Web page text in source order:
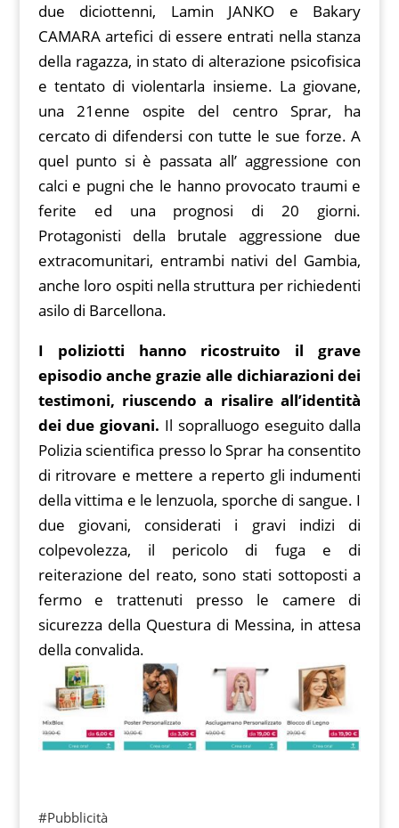
due diciottenni, Lamin JANKO e Bakary
CAMARA artefici di essere entrati nella stanza
della ragazza, in stato di alterazione psicofisica
e tentato di violentarla insieme. La giovane,
una 21enne ospite del centro Sprar, ha
cercato di difendersi con tutte le sue forze. A
quel punto si è passata all’ aggressione con
calci e pugni che le hanno provocato traumi e
ferite ed una prognosi di 20 giorni.
Protagonisti della brutale aggressione due
extracomunitari, entrambi nativi del Gambia,
anche loro ospiti nella struttura per richiedenti
asilo di Barcellona.
I poliziotti hanno ricostruito il grave
episodio anche grazie alle dichiarazioni dei
testimoni, riuscendo a risalire all’identità
dei due giovani. Il sopralluogo eseguito dalla
Polizia scientifica presso lo Sprar ha consentito
di ritrovare e mettere a reperto gli indumenti
della vittima e le lenzuola, sporche di sangue. I
due giovani, considerati i gravi indizi di
colpevolezza, il pericolo di fuga e di
reiterazione del reato, sono stati sottoposti a
fermo e trattenuti presso le camere di
sicurezza della Questura di Messina, in attesa
della convalida.
#Pubblicità